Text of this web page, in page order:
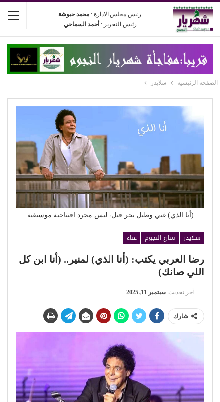
رئيس مجلس الادارة : محمد حبوشة
رئيس التحرير : أحمد السماحي
الصفحة الرئيسية سلايدر
(أنا الذي) غني وطبل بحر قبل، ليس مجرد افتتاحية موسيقية
سلايدر شارع النجوم
غناء
رضا العربي يكتب: (أنا الذي) لمنير.. (أنا ابن كل
اللي صانك)
آخر تحديث سبتمبر 11, 2025
شارك